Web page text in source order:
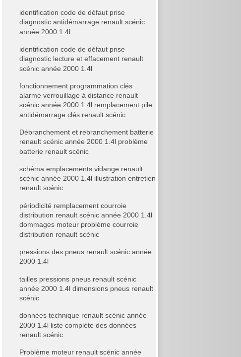
identification code de défaut prise
diagnostic antidémarrage renault scénic
année 2000 1.4l
identification code de défaut prise
diagnostic lecture et effacement renault
scénic année 2000 1.4l
fonctionnement programmation clés
alarme verrouillage à distance renault
scénic année 2000 1.4l remplacement pile
antidémarrage clés renault scénic
Débranchement et rebranchement batterie
renault scénic année 2000 1.4l problème
batterie renault scénic
schéma emplacements vidange renault
scénic année 2000 1.4l illustration entretien
renault scénic
périodicité remplacement courroie
distribution renault scénic année 2000 1.4l
dommages moteur problème courroie
distribution renault scénic
pressions des pneus renault scénic année
2000 1.4l
tailles pressions pneus renault scénic
année 2000 1.4l dimensions pneus renault
scénic
données technique renault scénic année
2000 1.4l liste complète des données
renault scénic
Problème moteur renault scénic année